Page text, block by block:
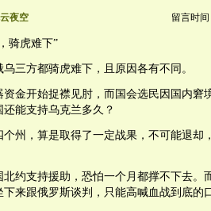
夜空 留言时间
骑虎难下”
三方都骑虎难下，且原因各有不同。
资金开始捉襟见肘，而国会选民因国内窘
能支持乌克兰多久？
个州，算是取得了一定战果，不可能退却
北约支持援助，恐怕一个月都撑不下去。
下来跟俄罗斯谈判，只能高喊血战到底的